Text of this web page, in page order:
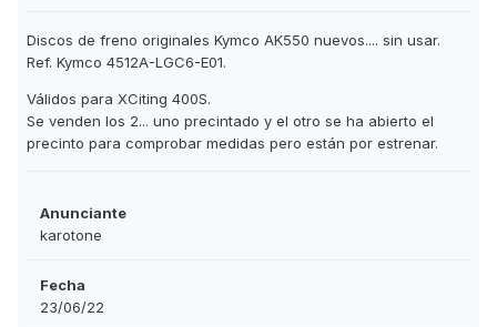
Discos de freno originales Kymco AK550 nuevos.... sin usar.
Ref. Kymco 4512A-LGC6-E01.
Válidos para XCiting 400S.
Se venden los 2... uno precintado y el otro se ha abierto el
precinto para comprobar medidas pero están por estrenar.
Anunciante
karotone
Fecha
23/06/22